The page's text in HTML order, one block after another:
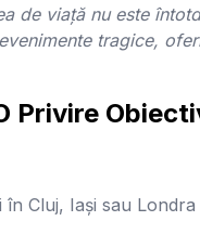
de viață nu este
tragice,
Privire
în Cluj, Iași sau